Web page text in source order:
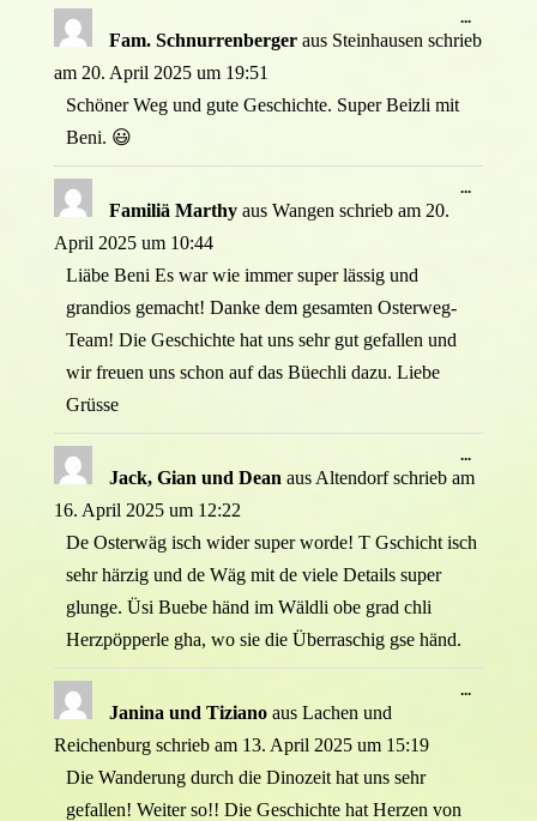
Fam. Schnurrenberger aus Steinhausen schrieb
am20. April 2025 um 19:51
Schöner Weg und gute Geschichte. Super Beizli mit
Beni. 😃
...
Metabox
Familiä Marthy aus Wangen schrieb am20.
April 2025 um 10:44
Liäbe Beni Es war wie immer super lässig und
grandios gemacht! Danke dem gesamten Osterweg-
Team! Die Geschichte hat uns sehr gut gefallen und
wir freuen uns schon auf das Büechli dazu. Liebe
Grüsse
...
Jack, Gian und Dean aus Altendorf schrieb am
16. April 2025 um 12:22
De Osterwäg isch wider super worde! T Gschicht isch
sehr härzig und de Wäg mit de viele Details super
glunge. Üsi Buebe händ im Wäldli obe grad chli
Herzpöpperle gha, wo sie die Überraschig gse händ.
...
Metabox
Janina und Tiziano aus Lachen und
Reichenburg schrieb am13. April 2025 um 15:19
Die Wanderung durch die Dinozeit hat uns sehr
gefallen! Weiter so!! Die Geschichte hat Herzen von
...